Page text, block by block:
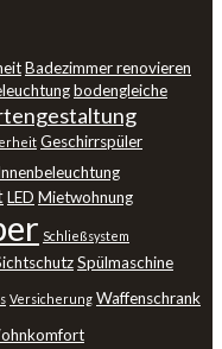
Badezimmer renovieren
bodengleiche
Geschirrspüler
LED Mietwohnung
Schließsystem
Spülmaschine
Versicherung Waffenschrank